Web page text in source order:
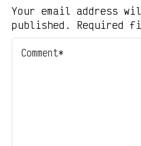
Your email address
published. Required